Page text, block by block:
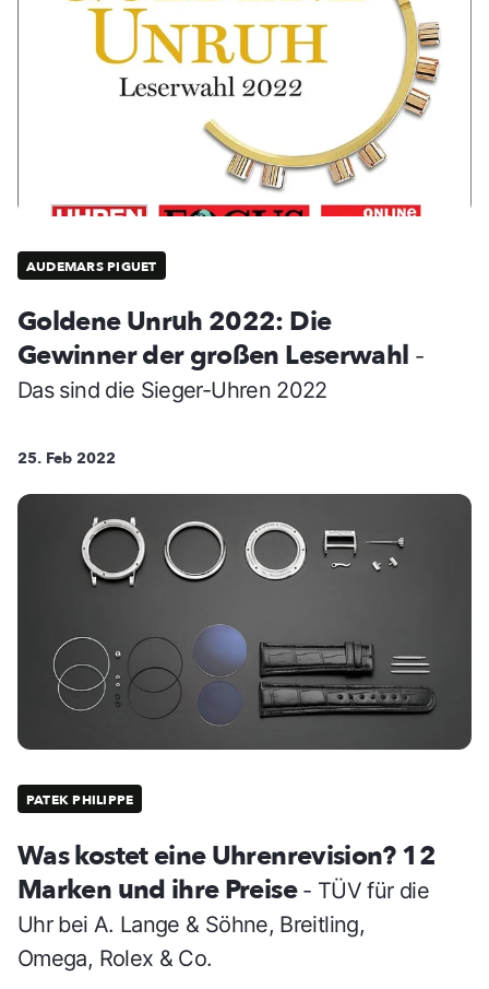
AUDEMARS PIGUET
Goldene Unruh 2022: Die
Gewinner der großen Leserwahl -
Das sind die Sieger-Uhren 2022
25. Feb 2022
PATEK PHILIPPE
Was kostet eine Uhrenrevision? 12
Marken und ihre Preise - TÜV für die
Uhr bei A. Lange & Söhne, Breitling,
Omega, Rolex & Co.